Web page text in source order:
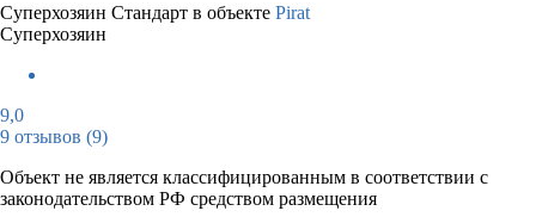
Суперхозяин Стандарт в объекте Pirat
Суперхозяин
9,0
9 отзывов (9)
Объект не является классифицированным в соответствии с
законодательством РФ средством размещения